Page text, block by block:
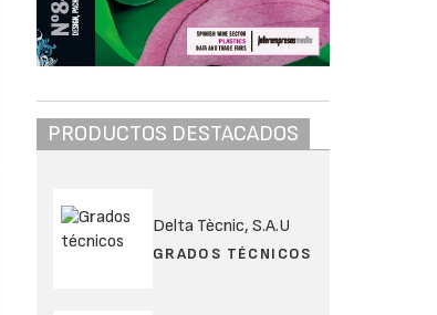
PRODUCTOS DESTACADOS
Delta Tècnic, S.A.U
GRADOS TÉCNICOS